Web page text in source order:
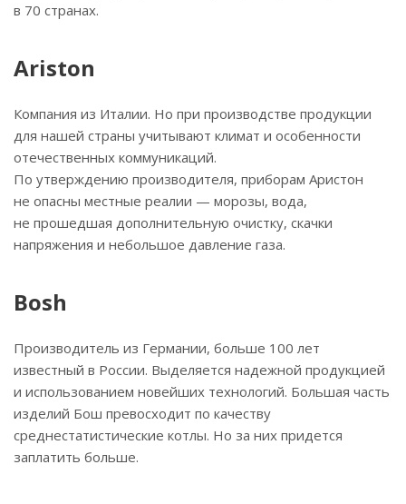
в 70 странах.
Ariston
Компания из Италии. Но при производстве продукции
для нашей страны учитывают климат и особенности
отечественных коммуникаций.
По утверждению производителя, приборам Аристон
не опасны местные реалии — морозы, вода,
не прошедшая дополнительную очистку, скачки
напряжения и небольшое давление газа.
Bosh
Производитель из Германии, больше 100 лет
известный в России. Выделяется надежной продукцией
и использованием новейших технологий. Большая часть
изделий Бош превосходит по качеству
среднестатистические котлы. Но за них придется
заплатить больше.